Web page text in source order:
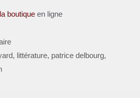
la boutique en ligne
, littérature, patrice delbourg,